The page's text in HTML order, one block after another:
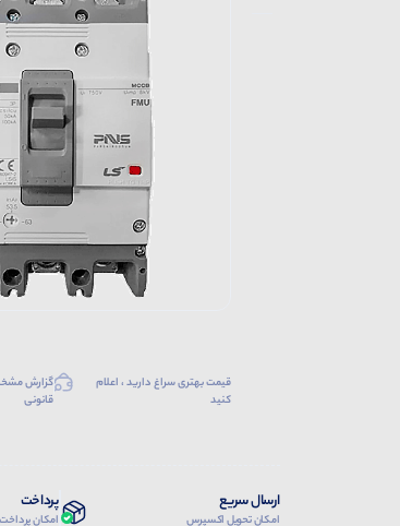
قیمت بهتری سراغ دارید ، اعلام
کنید
گزارش
قانونی
ارسال سریع
امکان تحویل اکسپرس
پرداخت
امکان